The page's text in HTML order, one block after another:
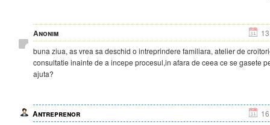
Anonim
buna ziua, as vrea sa deschid o intreprindere familiara, atelier de
consultatie inainte de a incepe procesul,in afara de ceea ce se gasete
ajuta?
Antreprenor